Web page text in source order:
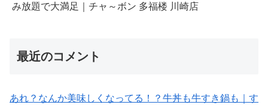
み放題で大満足｜チャ～ボン 多福楼 川崎店
最近のコメント
あれ？なんか美味しくなってる！？牛丼も牛すき鍋も｜す